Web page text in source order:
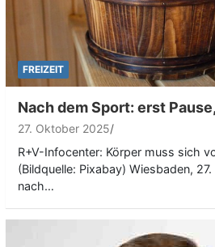
FREIZEIT
Nach dem Sport: erst
27. Oktober 2025
R+V-Infocenter: Körper muss sich
(Bildquelle: Pixabay) Wiesbaden,
nach…